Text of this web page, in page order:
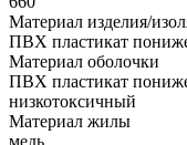
Материал изделия/
ПВХ пластикат
Материал оболочки
ПВХ пластикат
низкотоксичный
Материал жилы
медь